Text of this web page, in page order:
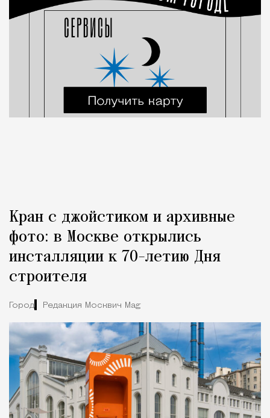
Кран с джойстиком и архивные
фото: в Москве открылись
инсталляции к 70-летию Дня
строителя
Город Редакция Москвич Mag